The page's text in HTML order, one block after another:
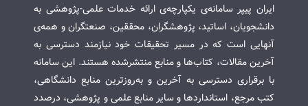
ایران پیپر سامانه‌ی یکپارچه‌ی ارائه خدمات علمی-پژوهشی به
دانشجویان، اساتید، پژوهشگران، محققین، صنعتگران و همه‌ی
آنهایی است که در مسیر تحقیقات خود نیازمند دسترسی به
آخرین مقالات، کتاب‌ها و منابع منتشرشده هستند. این سامانه
با برقراری دسترسی به آخرین و به‌روزترین منابع دانشگاهی،
کتب مرجع، استانداردها و سایر منابع علمی و پژوهشی، درصدد